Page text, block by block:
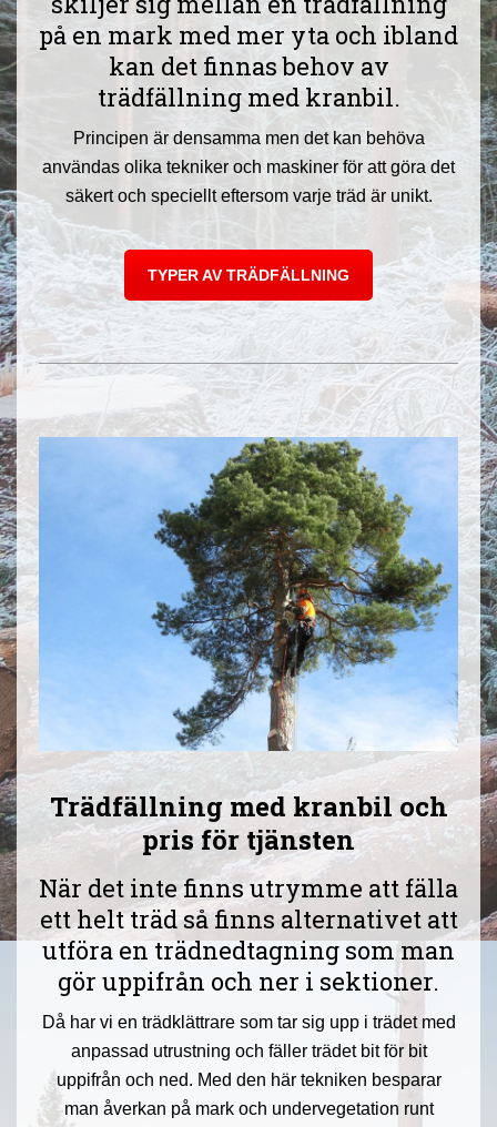
på en mark med mer yta och ibland
kan det finnas behov av
trädfällning med kranbil.
Principen är densamma men det kan behöva
användas olika tekniker och maskiner för att göra det
säkert och speciellt eftersom varje träd är unikt.
TYPER AV TRÄDFÄLLNING
Trädfällning med kranbil och
pris för tjänsten
När det inte finns utrymme att fälla
ett helt träd så finns alternativet att
utföra en trädnedtagning som man
gör uppifrån och ner i sektioner.
Då har vi en trädklättrare som tar sig upp i trädet med
anpassad utrustning och fäller trädet bit för bit
uppifrån och ned. Med den här tekniken besparar
man åverkan på mark och undervegetation runt